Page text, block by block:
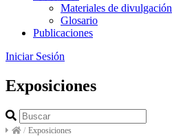
Materiales de divulgación
Glosario
Publicaciones
Iniciar Sesión
Exposiciones
/ Exposiciones